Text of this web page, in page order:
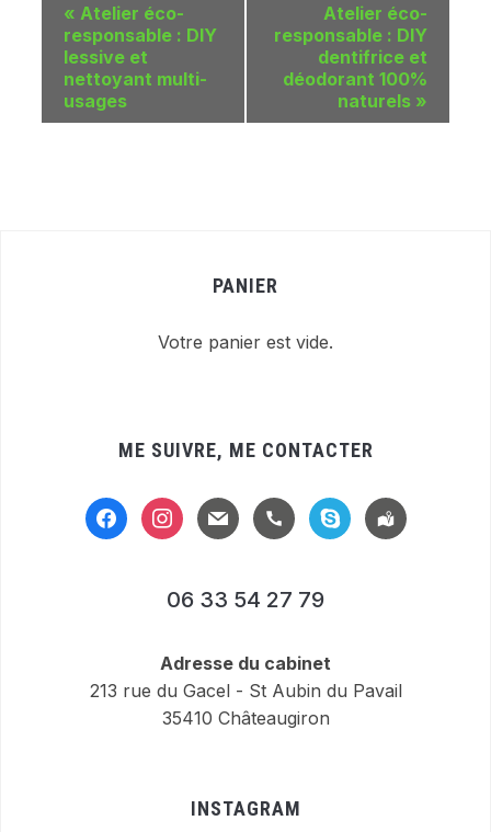
« Atelier éco-
responsable : DIY
lessive et
nettoyant multi-
usages
Atelier éco-
responsable : DIY
dentifrice et
déodorant 100%
naturels »
PANIER
Votre panier est vide.
ME SUIVRE, ME CONTACTER
facebookinstagram
mail handsetskype
location-
alt
06 33 54 27 79
Adresse du cabinet
213 rue du Gacel - St Aubin du Pavail
35410 Châteaugiron
INSTAGRAM